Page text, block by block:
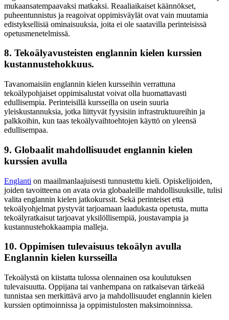
mukaansatempaavaksi matkaksi. Reaaliaikaiset käännökset,
puheentunnistus ja reagoivat oppimisväylät ovat vain muutamia
edistyksellisiä ominaisuuksia, joita ei ole saatavilla perinteisissä
opetusmenetelmissä.
8. Tekoälyavusteisten englannin kielen kurssien
kustannustehokkuus.
Tavanomaisiin englannin kielen kursseihin verrattuna
tekoälypohjaiset oppimisalustat voivat olla huomattavasti
edullisempia. Perinteisillä kursseilla on usein suuria
yleiskustannuksia, jotka liittyvät fyysisiin infrastruktuureihin ja
palkkoihin, kun taas tekoälyvaihtoehtojen käyttö on yleensä
edullisempaa.
9. Globaalit mahdollisuudet englannin kielen
kurssien avulla
Englanti on maailmanlaajuisesti tunnustettu kieli. Opiskelijoiden,
joiden tavoitteena on avata ovia globaaleille mahdollisuuksille, tulisi
valita englannin kielen jatkokurssit. Sekä perinteiset että
tekoälyohjelmat pystyvät tarjoamaan laadukasta opetusta, mutta
tekoälyratkaisut tarjoavat yksilöllisempiä, joustavampia ja
kustannustehokkaampia malleja.
10. Oppimisen tulevaisuus tekoälyn avulla
Englannin kielen kursseilla
Tekoälystä on kiistatta tulossa olennainen osa koulutuksen
tulevaisuutta. Oppijana tai vanhempana on ratkaisevan tärkeää
tunnistaa sen merkittävä arvo ja mahdollisuudet englannin kielen
kurssien optimoinnissa ja oppimistulosten maksimoinnissa.